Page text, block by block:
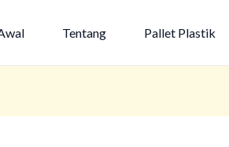
Tentang Pallet Plastik